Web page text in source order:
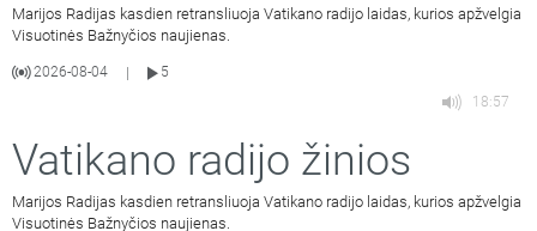
Marijos Radijas kasdien retransliuoja Vatikano radijo laidas, kurios apžvelgia
Visuotinės Bažnyčios naujienas.
2026-08-04
5
18:57
Vatikano radijo žinios
Marijos Radijas kasdien retransliuoja Vatikano radijo laidas, kurios apžvelgia
Visuotinės Bažnyčios naujienas.